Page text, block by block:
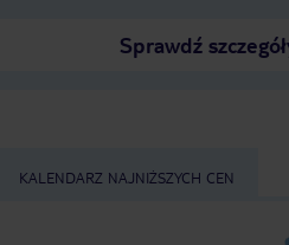
Sprawdź
KALENDARZ NAJNIŻSZYCH CEN